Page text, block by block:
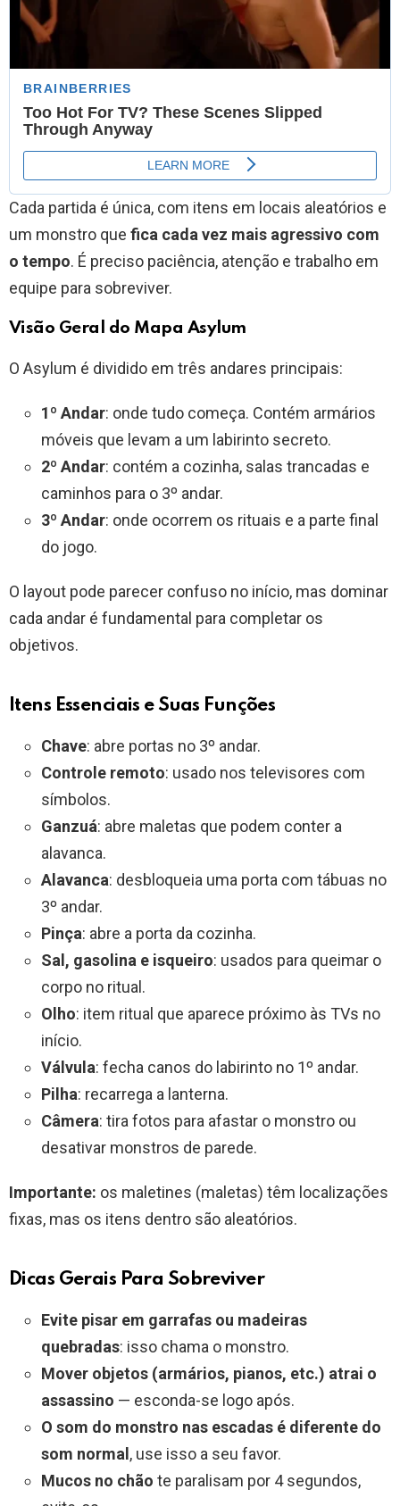
Cada partida é única, com itens em locais aleatórios e
um monstro que fica cada vez mais agressivo com
o tempo. É preciso paciência, atenção e trabalho em
equipe para sobreviver.
Visão Geral do Mapa Asylum
O Asylum é dividido em três andares principais:
1º Andar: onde tudo começa. Contém armários
móveis que levam a um labirinto secreto.
2º Andar: contém a cozinha, salas trancadas e
caminhos para o 3º andar.
3º Andar: onde ocorrem os rituais e a parte final
do jogo.
O layout pode parecer confuso no início, mas dominar
cada andar é fundamental para completar os
objetivos.
Itens Essenciais e Suas Funções
Chave: abre portas no 3º andar.
Controle remoto: usado nos televisores com
símbolos.
Ganzuá: abre maletas que podem conter a
alavanca.
Alavanca: desbloqueia uma porta com tábuas no
3º andar.
Pinça: abre a porta da cozinha.
Sal, gasolina e isqueiro: usados para queimar o
corpo no ritual.
Olho: item ritual que aparece próximo às TVs no
início.
Válvula: fecha canos do labirinto no 1º andar.
Pilha: recarrega a lanterna.
Câmera: tira fotos para afastar o monstro ou
desativar monstros de parede.
Importante: os maletines (maletas) têm localizações
fixas, mas os itens dentro são aleatórios.
Dicas Gerais Para Sobreviver
Evite pisar em garrafas ou madeiras
quebradas: isso chama o monstro.
Mover objetos (armários, pianos, etc.) atrai o
assassino — esconda-se logo após.
O som do monstro nas escadas é diferente do
som normal , use isso a seu favor.
Mucos no chão te paralisam por 4 segundos,